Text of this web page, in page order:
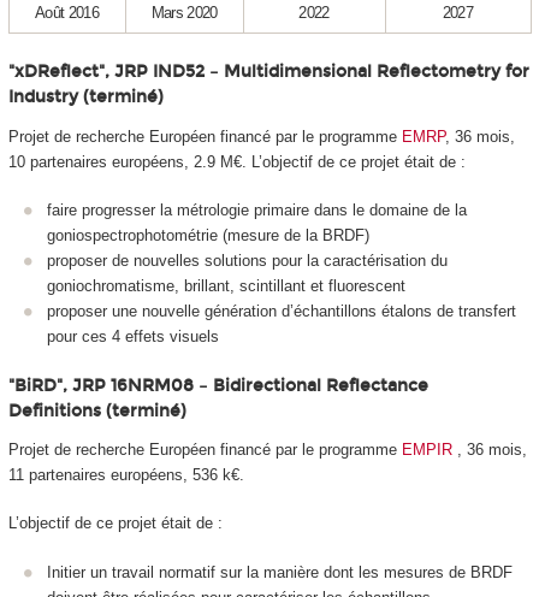
Août 2016
Mars 2020
2022
2027
"xDReflect", JRP IND52 – Multidimensional Reflectometry for
Industry (terminé)
Projet de recherche Européen financé par le programme EMRP, 36 mois,
10 partenaires européens, 2.9 M€. L’objectif de ce projet était de :
faire progresser la métrologie primaire dans le domaine de la
goniospectrophotométrie (mesure de la BRDF)
proposer de nouvelles solutions pour la caractérisation du
goniochromatisme, brillant, scintillant et fluorescent
proposer une nouvelle génération d’échantillons étalons de transfert
pour ces 4 effets visuels
"BiRD", JRP 16NRM08 – Bidirectional Reflectance
Definitions (terminé)
Projet de recherche Européen financé par le programme EMPIR, 36 mois,
11 partenaires européens, 536 k€.
L’objectif de ce projet était de :
Initier un travail normatif sur la manière dont les mesures de BRDF